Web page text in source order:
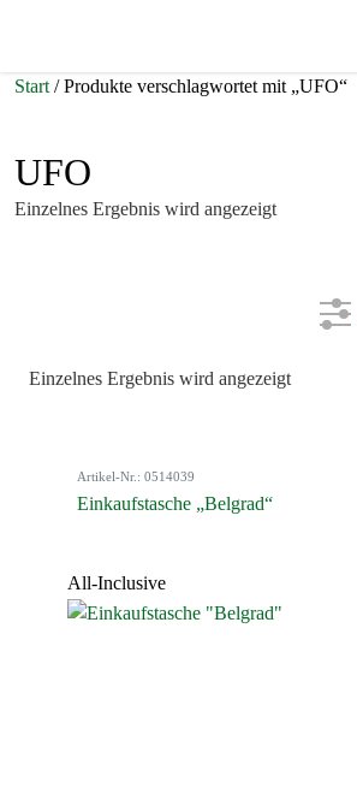
Start / Produkte verschlagwortet mit „UFO“
UFO
Einzelnes Ergebnis wird angezeigt
Farbe
Einzelnes Ergebnis wird angezeigt
Artikel-Nr.: 0514039
Einkaufstasche „Belgrad“
All-Inclusive